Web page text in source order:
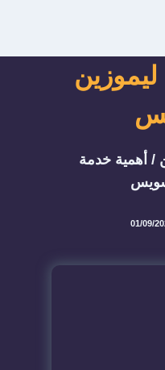
/ أهمية خدمة
01/09/